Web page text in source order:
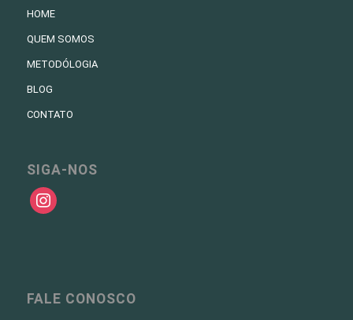
HOME
QUEM SOMOS
METODÓLOGIA
BLOG
CONTATO
SIGA-NOS
instagram
FALE CONOSCO